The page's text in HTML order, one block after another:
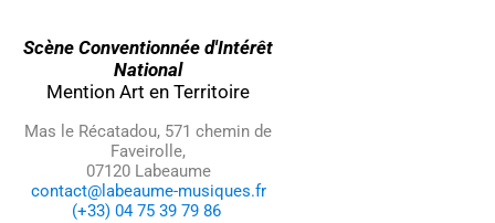
Scène Conventionnée d'Intérêt
National
Mention Art en Territoire
Mas le Récatadou, 571 chemin de
Faveirolle,
07120 Labeaume
contact@labeaume-musiques.fr
(+33) 04 75 39 79 86